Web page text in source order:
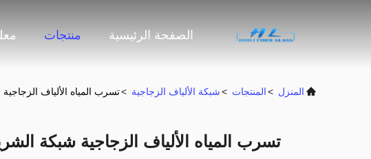
الصفحة الرئيسية منتجات
المنزل >المنتجات >شبكة الألياف الزجاجية >تسرب المياه الألياف
تسرب المياه الألياف الزجاجية شبكة